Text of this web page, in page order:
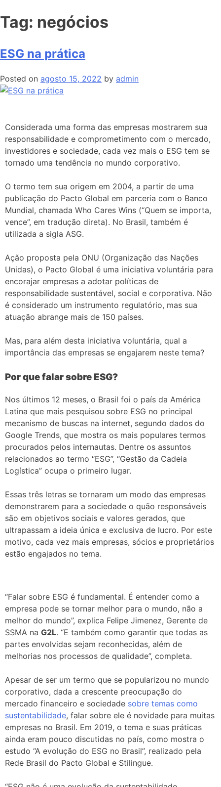
Tag: negócios
ESG na prática
Posted on agosto 15, 2022 by admin
Considerada uma forma das empresas mostrarem sua
responsabilidade e comprometimento com o mercado,
investidores e sociedade, cada vez mais o ESG tem se
tornado uma tendência no mundo corporativo.
O termo tem sua origem em 2004, a partir de uma
publicação do Pacto Global em parceria com o Banco
Mundial, chamada Who Cares Wins (“Quem se importa,
vence”, em tradução direta). No Brasil, também é
utilizada a sigla ASG.
Ação proposta pela ONU (Organização das Nações
Unidas), o Pacto Global é uma iniciativa voluntária para
encorajar empresas a adotar políticas de
responsabilidade sustentável, social e corporativa. Não
é considerado um instrumento regulatório, mas sua
atuação abrange mais de 150 países.
Mas, para além desta iniciativa voluntária, qual a
importância das empresas se engajarem neste tema?
Por que falar sobre ESG?
Nos últimos 12 meses, o Brasil foi o país da América
Latina que mais pesquisou sobre ESG no principal
mecanismo de buscas na internet, segundo dados do
Google Trends, que mostra os mais populares termos
procurados pelos internautas. Dentre os assuntos
relacionados ao termo “ESG”, “Gestão da Cadeia
Logística” ocupa o primeiro lugar.
Essas três letras se tornaram um modo das empresas
demonstrarem para a sociedade o quão responsáveis
são em objetivos sociais e valores gerados, que
ultrapassam a ideia única e exclusiva de lucro. Por este
motivo, cada vez mais empresas, sócios e proprietários
estão engajados no tema.
“Falar sobre ESG é fundamental. É entender como a
empresa pode se tornar melhor para o mundo, não a
melhor do mundo”, explica Felipe Jimenez, Gerente de
SSMA na G2L. “E também como garantir que todas as
partes envolvidas sejam reconhecidas, além de
melhorias nos processos de qualidade”, completa.
Apesar de ser um termo que se popularizou no mundo
corporativo, dada a crescente preocupação do
mercado financeiro e sociedade sobre temas como
sustentabilidade, falar sobre ele é novidade para muitas
empresas no Brasil. Em 2019, o tema e suas práticas
ainda eram pouco discutidas no país, como mostra o
estudo “A evolução do ESG no Brasil”, realizado pela
Rede Brasil do Pacto Global e Stilingue.